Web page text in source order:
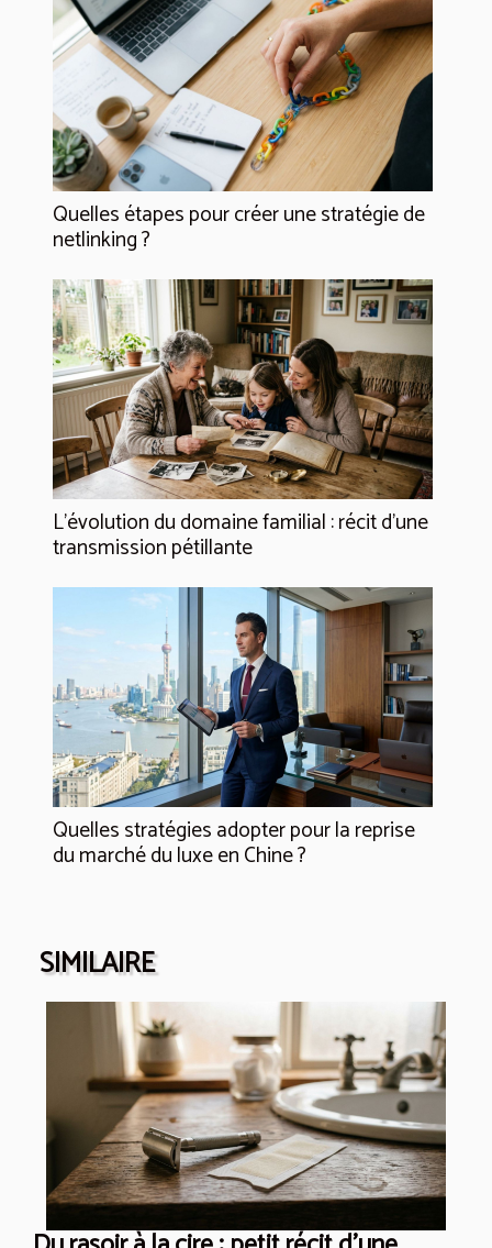
Quelles étapes pour créer une stratégie de
netlinking ?
L’évolution du domaine familial : récit d’une
transmission pétillante
Quelles stratégies adopter pour la reprise
du marché du luxe en Chine ?
SIMILAIRE